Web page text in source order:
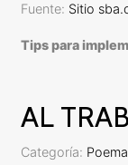
Fuente: Sitio
Tips para
AL
Categoría: